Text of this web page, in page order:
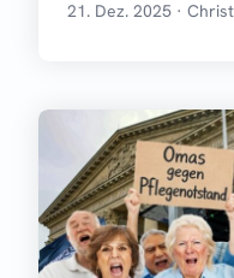
21. Dez. 2025 ·